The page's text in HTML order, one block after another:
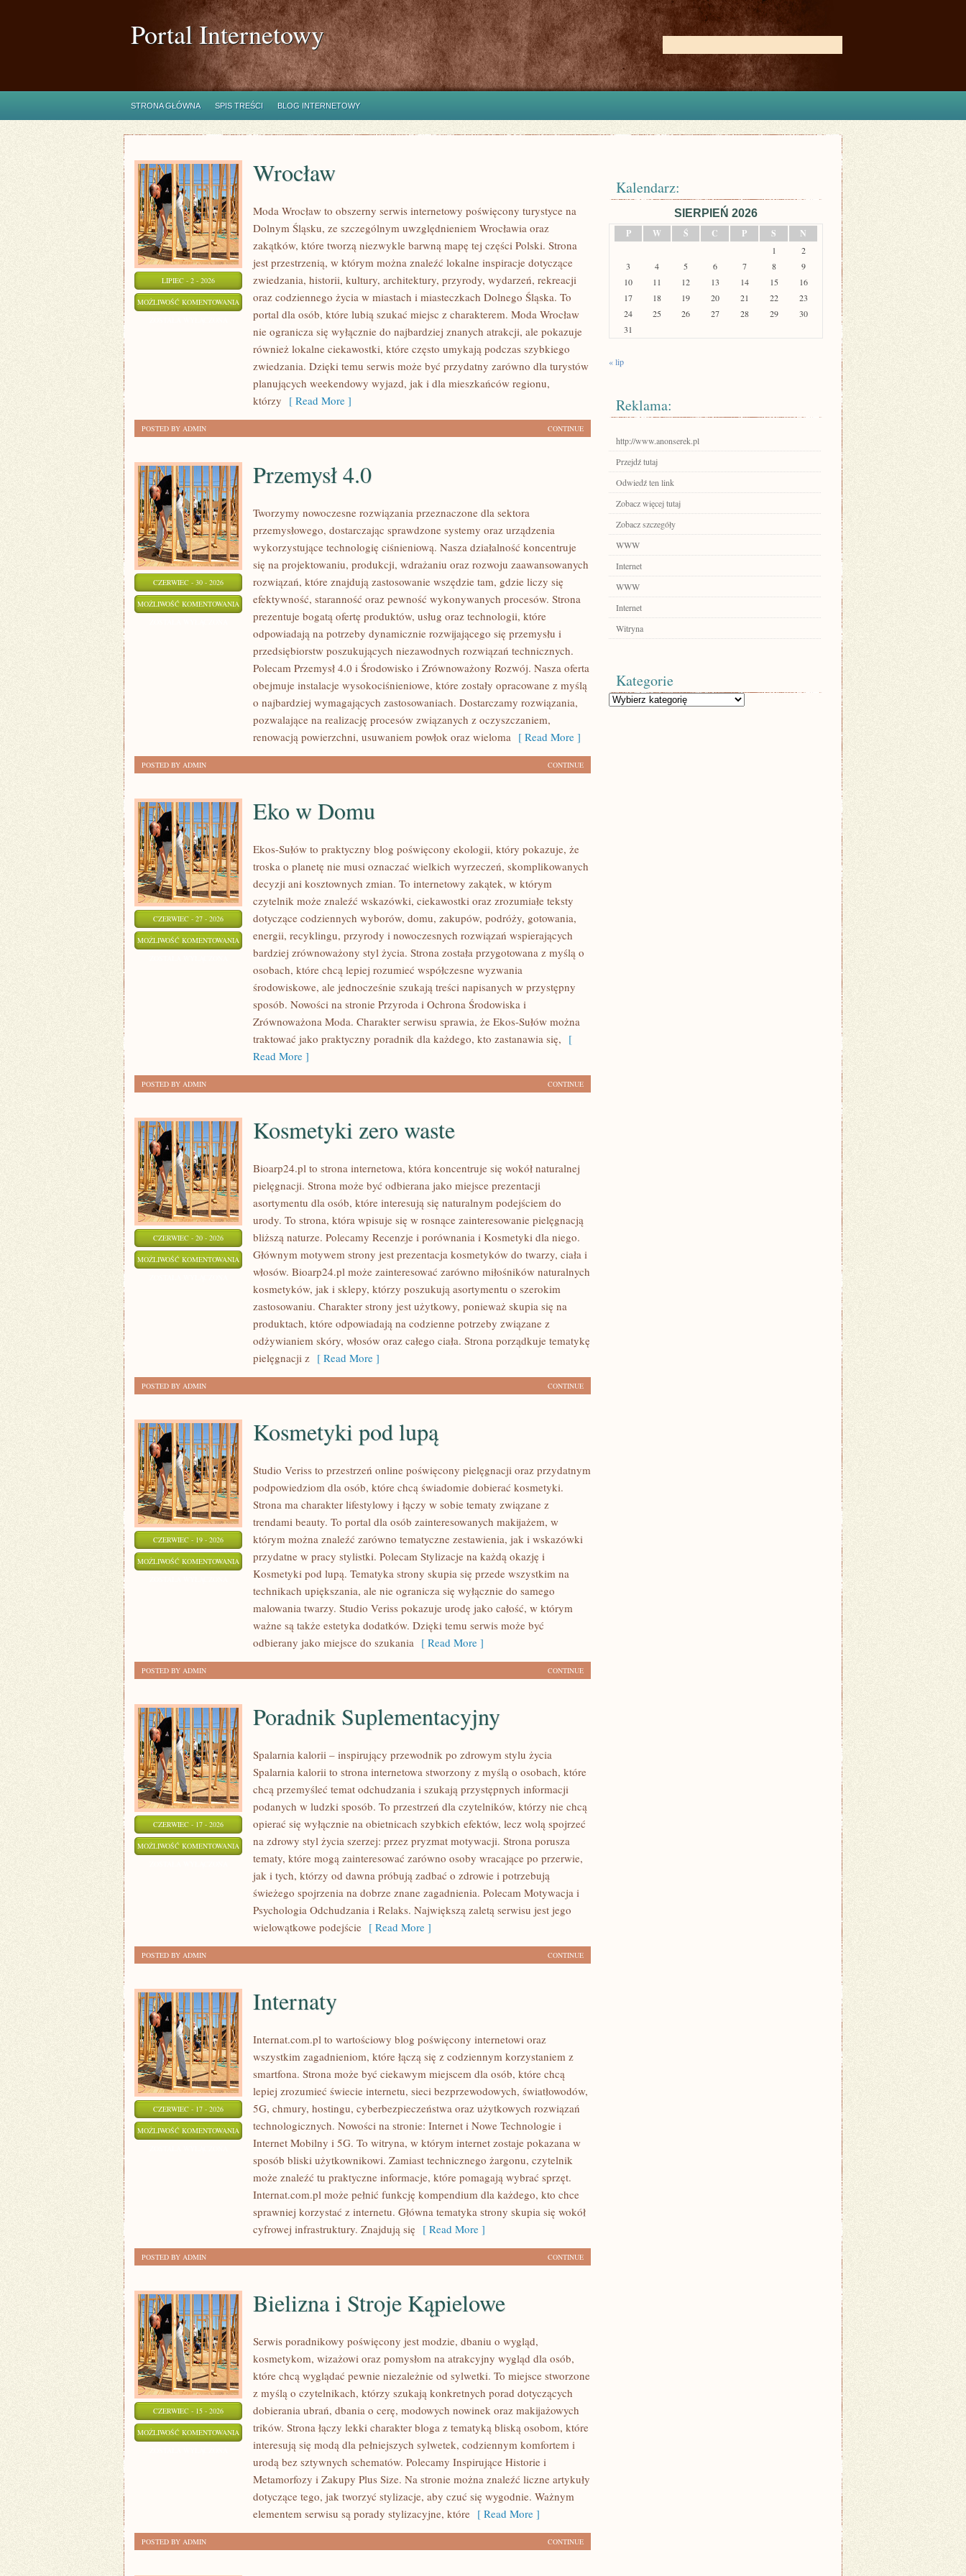
Portal Internetowy
STRONA GŁÓWNA SPIS TREŚCI BLOG INTERNETOWY
LIPIEC - 2 - 2026
MOŻLIWOŚĆ KOMENTOWANIA WROCŁAW
Wrocław
Moda Wrocław to obszerny serwis internetowy poświęcony turystyce na
Dolnym Śląsku, ze szczególnym uwzględnieniem Wrocławia oraz
zakątków, które tworzą niezwykle barwną mapę tej części Polski. Strona
jest przestrzenią, w którym można znaleźć lokalne inspiracje dotyczące
zwiedzania, historii, kultury, architektury, przyrody, wydarzeń, rekreacji
oraz codziennego życia w miastach i miasteczkach Dolnego Śląska. To
portal dla osób, które lubią szukać miejsc z charakterem. Moda Wrocław
nie ogranicza się wyłącznie do najbardziej znanych atrakcji, ale pokazuje
również lokalne ciekawostki, które często umykają podczas szybkiego
zwiedzania. Dzięki temu serwis może być przydatny zarówno dla turystów
planujących weekendowy wyjazd, jak i dla mieszkańców regionu,
którzy [ Read More ]
CONTINUE
POSTED BY ADMIN
CZERWIEC - 30 - 2026
MOŻLIWOŚĆ KOMENTOWANIA PRZEMYSŁ
Przemysł 4.0
Tworzymy nowoczesne rozwiązania przeznaczone dla sektora
przemysłowego, dostarczając sprawdzone systemy oraz urządzenia
wykorzystujące technologię ciśnieniową. Nasza działalność koncentruje
się na projektowaniu, produkcji, wdrażaniu oraz rozwoju zaawansowanych
rozwiązań, które znajdują zastosowanie wszędzie tam, gdzie liczy się
efektywność, staranność oraz pewność wykonywanych procesów. Strona
prezentuje bogatą ofertę produktów, usług oraz technologii, które
odpowiadają na potrzeby dynamicznie rozwijającego się przemysłu i
przedsiębiorstw poszukujących niezawodnych rozwiązań technicznych.
Polecam Przemysł 4.0 i Środowisko i Zrównoważony Rozwój. Nasza oferta
obejmuje instalacje wysokociśnieniowe, które zostały opracowane z myślą
o najbardziej wymagających zastosowaniach. Dostarczamy rozwiązania,
pozwalające na realizację procesów związanych z oczyszczaniem,
renowacją powierzchni, usuwaniem powłok oraz wieloma [ Read More ]
CONTINUE
POSTED BY ADMIN
CZERWIEC - 27 - 2026
MOŻLIWOŚĆ KOMENTOWANIA
DOMU
Eko w Domu
Ekos-Sułów to praktyczny blog poświęcony ekologii, który pokazuje, że
troska o planetę nie musi oznaczać wielkich wyrzeczeń, skomplikowanych
decyzji ani kosztownych zmian. To internetowy zakątek, w którym
czytelnik może znaleźć wskazówki, ciekawostki oraz zrozumiałe teksty
dotyczące codziennych wyborów, domu, zakupów, podróży, gotowania,
energii, recyklingu, przyrody i nowoczesnych rozwiązań wspierających
bardziej zrównoważony styl życia. Strona została przygotowana z myślą o
osobach, które chcą lepiej rozumieć współczesne wyzwania
środowiskowe, ale jednocześnie szukają treści napisanych w przystępny
sposób. Nowości na stronie Przyroda i Ochrona Środowiska i
Zrównoważona Moda. Charakter serwisu sprawia, że Ekos-Sułów można
traktować jako praktyczny poradnik dla każdego, kto zastanawia się, [
Read More ]
CONTINUE
POSTED BY ADMIN
CZERWIEC - 20 - 2026
MOŻLIWOŚĆ KOMENTOWANIA KOSMETYKI
ZERO
WASTE
Kosmetyki zero waste
Bioarp24.pl to strona internetowa, która koncentruje się wokół naturalnej
pielęgnacji. Strona może być odbierana jako miejsce prezentacji
asortymentu dla osób, które interesują się naturalnym podejściem do
urody. To strona, która wpisuje się w rosnące zainteresowanie pielęgnacją
bliższą naturze. Polecamy Recenzje i porównania i Kosmetyki dla niego.
Głównym motywem strony jest prezentacja kosmetyków do twarzy, ciała i
włosów. Bioarp24.pl może zainteresować zarówno miłośników naturalnych
kosmetyków, jak i sklepy, którzy poszukują asortymentu o szerokim
zastosowaniu. Charakter strony jest użytkowy, ponieważ skupia się na
produktach, które odpowiadają na codzienne potrzeby związane z
odżywianiem skóry, włosów oraz całego ciała. Strona porządkuje tematykę
pielęgnacji z [ Read More ]
CONTINUE
POSTED BY ADMIN
CZERWIEC - 19 - 2026
MOŻLIWOŚĆ KOMENTOWANIA KOSMETYKI
LUPĄ
Kosmetyki pod lupą
Studio Veriss to przestrzeń online poświęcony pielęgnacji oraz przydatnym
podpowiedziom dla osób, które chcą świadomie dobierać kosmetyki.
Strona ma charakter lifestylowy i łączy w sobie tematy związane z
trendami beauty. To portal dla osób zainteresowanych makijażem, w
którym można znaleźć zarówno tematyczne zestawienia, jak i wskazówki
przydatne w pracy stylistki. Polecam Stylizacje na każdą okazję i
Kosmetyki pod lupą. Tematyka strony skupia się przede wszystkim na
technikach upiększania, ale nie ogranicza się wyłącznie do samego
malowania twarzy. Studio Veriss pokazuje urodę jako całość, w którym
ważne są także estetyka dodatków. Dzięki temu serwis może być
odbierany jako miejsce do szukania [ Read More ]
CONTINUE
POSTED BY ADMIN
CZERWIEC - 17 - 2026
MOŻLIWOŚĆ KOMENTOWANIA PORADNIK
SUPLEMENTACYJNY
Poradnik Suplementacyjny
Spalarnia kalorii – inspirujący przewodnik po zdrowym stylu życia
Spalarnia kalorii to strona internetowa stworzony z myślą o osobach, które
chcą przemyśleć temat odchudzania i szukają przystępnych informacji
podanych w ludzki sposób. To przestrzeń dla czytelników, którzy nie chcą
opierać się wyłącznie na obietnicach szybkich efektów, lecz wolą spojrzeć
na zdrowy styl życia szerzej: przez pryzmat motywacji. Strona porusza
tematy, które mogą zainteresować zarówno osoby wracające po przerwie,
jak i tych, którzy od dawna próbują zadbać o zdrowie i potrzebują
świeżego spojrzenia na dobrze znane zagadnienia. Polecam Motywacja i
Psychologia Odchudzania i Relaks. Największą zaletą serwisu jest jego
wielowątkowe podejście [ Read More ]
CONTINUE
POSTED BY ADMIN
CZERWIEC - 17 - 2026
MOŻLIWOŚĆ KOMENTOWANIA INTERNATY
Internaty
Internat.com.pl to wartościowy blog poświęcony internetowi oraz
wszystkim zagadnieniom, które łączą się z codziennym korzystaniem z
smartfona. Strona może być ciekawym miejscem dla osób, które chcą
lepiej zrozumieć świecie internetu, sieci bezprzewodowych, światłowodów,
5G, chmury, hostingu, cyberbezpieczeństwa oraz użytkowych rozwiązań
technologicznych. Nowości na stronie: Internet i Nowe Technologie i
Internet Mobilny i 5G. To witryna, w którym internet zostaje pokazana w
sposób bliski użytkownikowi. Zamiast technicznego żargonu, czytelnik
może znaleźć tu praktyczne informacje, które pomagają wybrać sprzęt.
Internat.com.pl może pełnić funkcję kompendium dla każdego, kto chce
sprawniej korzystać z internetu. Główna tematyka strony skupia się wokół
cyfrowej infrastruktury. Znajdują się [ Read More ]
CONTINUE
POSTED BY ADMIN
CZERWIEC - 15 - 2026
MOŻLIWOŚĆ KOMENTOWANIA BIELIZNA
STROJE
KĄPIELOWE
Bielizna i Stroje Kąpielowe
Serwis poradnikowy poświęcony jest modzie, dbaniu o wygląd,
kosmetykom, wizażowi oraz pomysłom na atrakcyjny wygląd dla osób,
które chcą wyglądać pewnie niezależnie od sylwetki. To miejsce stworzone
z myślą o czytelnikach, którzy szukają konkretnych porad dotyczących
dobierania ubrań, dbania o cerę, modowych nowinek oraz makijażowych
trików. Strona łączy lekki charakter bloga z tematyką bliską osobom, które
interesują się modą dla pełniejszych sylwetek, codziennym komfortem i
urodą bez sztywnych schematów. Polecamy Inspirujące Historie i
Metamorfozy i Zakupy Plus Size. Na stronie można znaleźć liczne artykuły
dotyczące tego, jak tworzyć stylizacje, aby czuć się wygodnie. Ważnym
elementem serwisu są porady stylizacyjne, które [ Read More ]
CONTINUE
POSTED BY ADMIN
Kalendarz:
SIERPIEŃ 2026
P
W Ś C P S N
1
2
3
4 5 6 7 8
9
10
11 12 13 14 15
16
17
18 19 20 21 22
23
24
25 26 27 28 29
30
31
« lip
Reklama:
http://www.anonserek.pl
Przejdź tutaj
Odwiedź ten link
Zobacz więcej tutaj
Zobacz szczegóły
WWW
Internet
WWW
Internet
Witryna
Kategorie
Kategorie